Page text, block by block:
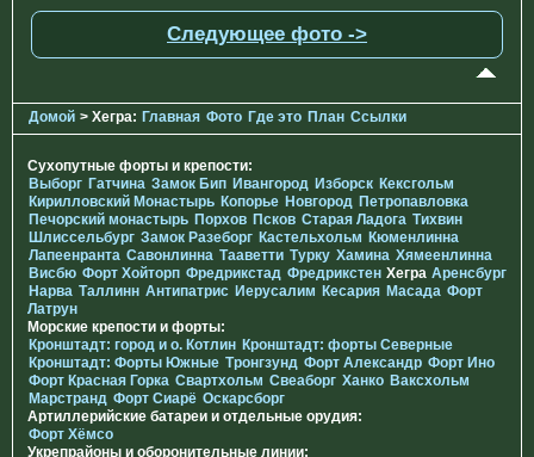
Следующее фото ->
Домой > Хегра: Главная Фото Где это План Ссылки
Сухопутные форты и крепости:
Выборг Гатчина Замок Бип Ивангород Изборск Кексгольм
Кирилловский Монастырь Копорье Новгород Петропавловка
Печорcкий монастырь Порхов Псков Старая Ладога Тихвин
Шлиссельбург Замок Разеборг Кастельхольм Кюменлинна
Лапеенранта Савонлинна Тааветти Турку Хамина Хямеенлинна
Висбю Форт Хойторп Фредрикстад Фредрикстен Хегра Аренсбург
Нарва Таллинн Антипатрис Иерусалим Кесария Масада Форт
Латрун
Морские крепости и форты:
Кронштадт: город и о. Котлин Кронштадт: форты Северные
Кронштадт: Форты Южные Тронгзунд Форт Александр Форт Ино
Форт Красная Горка Свартхольм Свеаборг Ханко Ваксхольм
Марстранд Форт Сиарё Оскарсборг
Артиллерийские батареи и отдельные орудия:
Форт Хёмсо
Укрепрайоны и оборонительные линии: